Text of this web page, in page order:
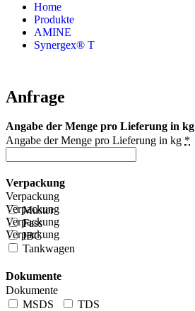
Home
Produkte
AMINE
Synergex® T
Anfrage
Angabe der Menge pro Lieferung in kg
Angabe der Menge pro Lieferung in kg *
Verpackung
Verpackung
Muster
Verpackung
Fass
Verpackung
IBC
Verpackung
Tankwagen
Dokumente
Dokumente
MSDS
TDS